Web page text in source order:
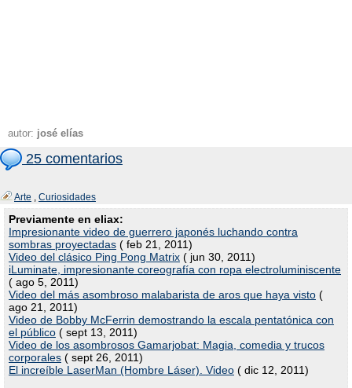
autor: josé elías
25 comentarios
Arte , Curiosidades
Previamente en eliax:
Impresionante video de guerrero japonés luchando contra
sombras proyectadas ( feb 21, 2011)
Video del clásico Ping Pong Matrix ( jun 30, 2011)
iLuminate, impresionante coreografía con ropa electroluminiscente
( ago 5, 2011)
Video del más asombroso malabarista de aros que haya visto (
ago 21, 2011)
Video de Bobby McFerrin demostrando la escala pentatónica con
el público ( sept 13, 2011)
Video de los asombrosos Gamarjobat: Magia, comedia y trucos
corporales ( sept 26, 2011)
El increíble LaserMan (Hombre Láser). Video ( dic 12, 2011)